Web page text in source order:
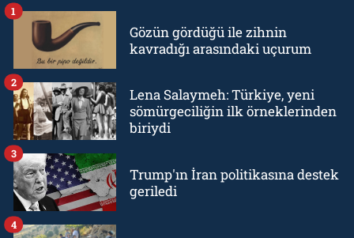
Gözün gördüğü ile zihnin
kavradığı arasındaki uçurum
1
Lena Salaymeh: Türkiye, yeni
sömürgeciliğin ilk örneklerinden
biriydi
2
Trump'ın İran politikasına destek
geriledi
3
4